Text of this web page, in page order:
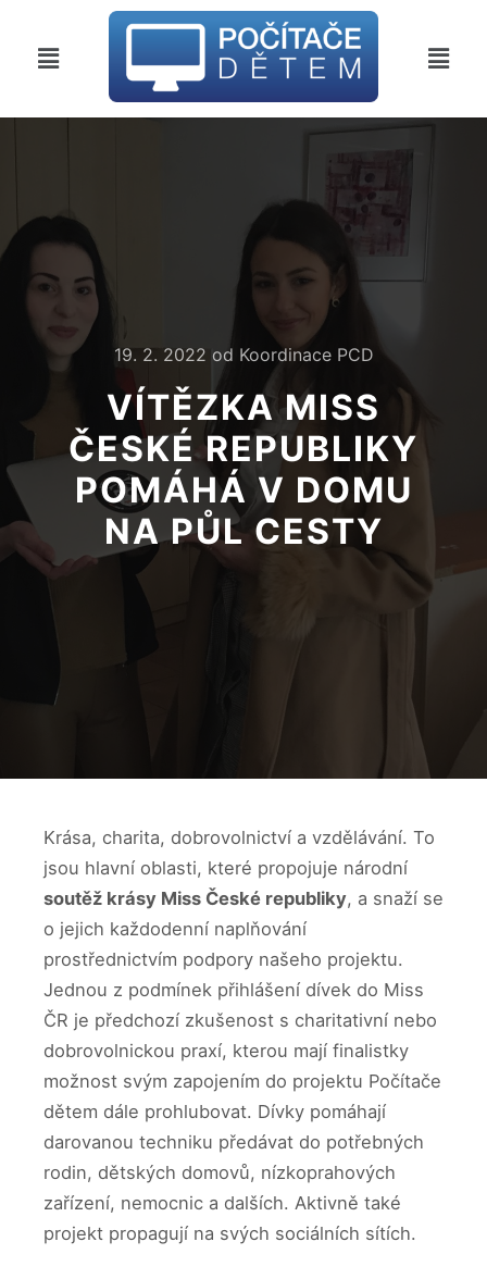
19. 2. 2022 od Koordinace PCD
VÍTĚZKA MISS
ČESKÉ REPUBLIKY
POMÁHÁ V DOMU
NA PŮL CESTY
Krása, charita, dobrovolnictví a vzdělávání. To
jsou hlavní oblasti, které propojuje národní
soutěž krásy Miss České republiky, a snaží se
o jejich každodenní naplňování
prostřednictvím podpory našeho projektu.
Jednou z podmínek přihlášení dívek do Miss
ČR je předchozí zkušenost s charitativní nebo
dobrovolnickou praxí, kterou mají finalistky
možnost svým zapojením do projektu Počítače
dětem dále prohlubovat. Dívky pomáhají
darovanou techniku předávat do potřebných
rodin, dětských domovů, nízkoprahových
zařízení, nemocnic a dalších. Aktivně také
projekt propagují na svých sociálních sítích.